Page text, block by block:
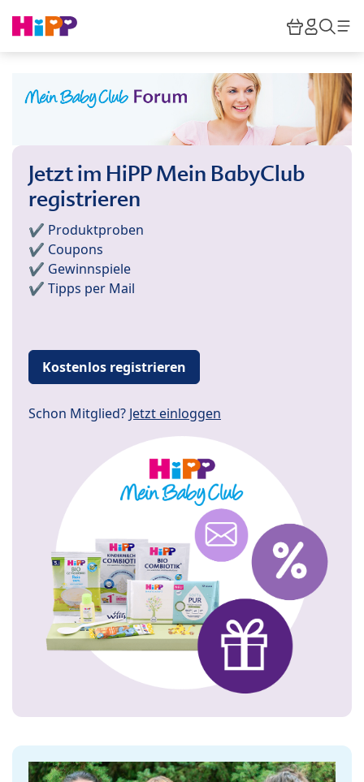
HiPP
Jetzt im HiPP Mein BabyClub
registrieren
✔️ Produktproben
✔️ Coupons
✔️ Gewinnspiele
✔️ Tipps per Mail
Kostenlos registrieren
Schon Mitglied? Jetzt einloggen